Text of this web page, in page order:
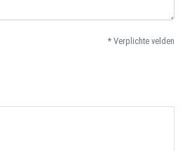
* Verplichte velden